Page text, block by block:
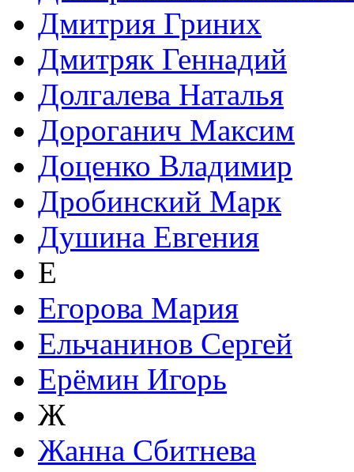
Дмитрия Гриних
Дмитряк Геннадий
Долгалева Наталья
Дороганич Максим
Доценко Владимир
Дробинский Марк
Душина Евгения
Е
Егорова Мария
Ельчанинов Сергей
Ерёмин Игорь
Ж
Жанна Сбитнева